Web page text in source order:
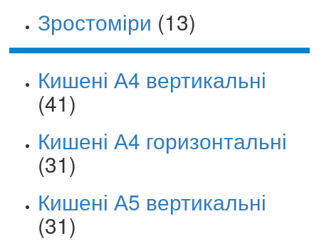
Зростоміри (13)
Кишені А4 вертикальні
(41)
Кишені А4 горизонтальні
(31)
Кишені А5 вертикальні
(31)